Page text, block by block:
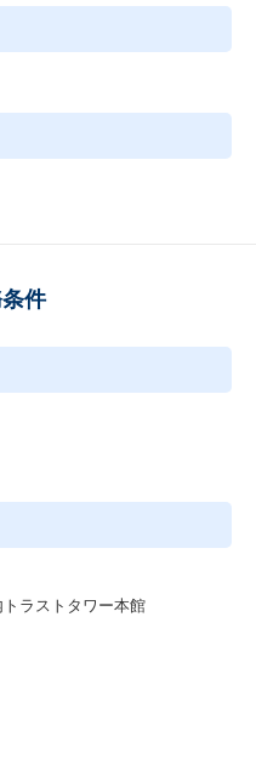
件
ラストタワー本館